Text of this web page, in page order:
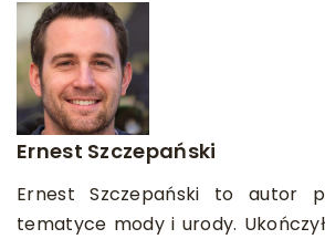
Ernest Szczepański
Ernest Szczepański to autor
tematyce mody i urody.